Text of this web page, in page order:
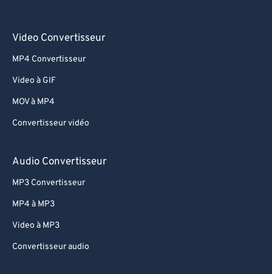
Video Convertisseur
MP4 Convertisseur
Video à GIF
MOV à MP4
Convertisseur vidéo
Audio Convertisseur
MP3 Convertisseur
MP4 à MP3
Video à MP3
Convertisseur audio